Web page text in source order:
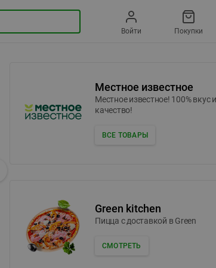
Войти Покупки
Местное известное
Местное известное! 100% вкус и
качество!
ВСЕ ТОВАРЫ
Green kitchen
Пицца c доставкой в Green
СМОТРЕТЬ